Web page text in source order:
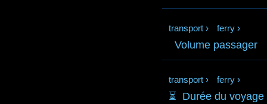
transport › ferry ›
Volume passager
transport › ferry ›
⏳️ Durée du voyage